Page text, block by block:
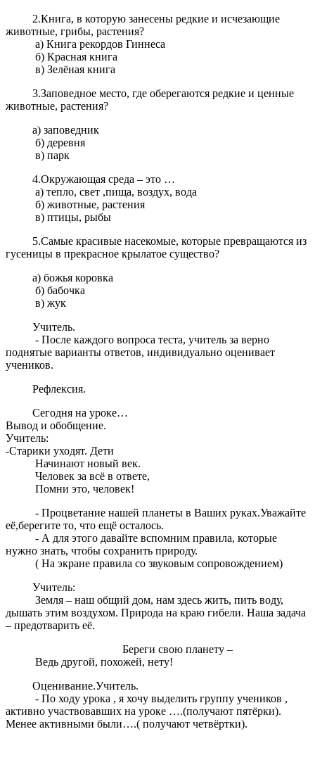
2.Книга, в которую занесены редкие и исчезающие
животные, грибы, растения?
а) Книга рекордов Гиннеса
б) Красная книга
в) Зелёная книга
3.Заповедное место, где оберегаются редкие и ценные
животные, растения?
а) заповедник
б) деревня
в) парк
4.Окружающая среда – это …
а) тепло, свет ,пища, воздух, вода
б) животные, растения
в) птицы, рыбы
5.Самые красивые насекомые, которые превращаются из
гусеницы в прекрасное крылатое существо?
а) божья коровка
б) бабочка
в) жук
Учитель.
- После каждого вопроса теста, учитель за верно
поднятые варианты ответов, индивидуально оценивает
учеников.
Рефлексия.
Сегодня на уроке…
Вывод и обобщение.
Учитель:
-Старики уходят. Дети
Начинают новый век.
Человек за всё в ответе,
Помни это, человек!
- Процветание нашей планеты в Ваших руках.Уважайте
её,берегите то, что ещё осталось.
- А для этого давайте вспомним правила, которые
нужно знать, чтобы сохранить природу.
( На экране правила со звуковым сопровождением)
Учитель:
Земля – наш общий дом, нам здесь жить, пить воду,
дышать этим воздухом. Природа на краю гибели. Наша задача
– предотварить её.
Береги свою планету –
Ведь другой, похожей, нету!
Оценивание.Учитель.
- По ходу урока , я хочу выделить группу учеников ,
активно участвовавших на уроке ….(получают пятёрки).
Менее активными были….( получают четвёртки).